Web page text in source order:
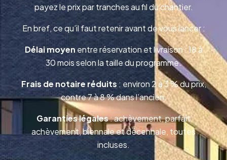
payez le prix par tranches au fil du chantier.
En bref, ce qu’il faut retenir avant de vous lancer :
Délai moyen entre réservation et livraison : 18 à
30 mois selon la taille du programme.
Frais de notaire réduits : environ 2 à 3 % du prix,
contre 7 à 8 % dans l’ancien.
Garanties légales: achèvement, parfait
achèvement, biennale et décennale, toutes
incluses.